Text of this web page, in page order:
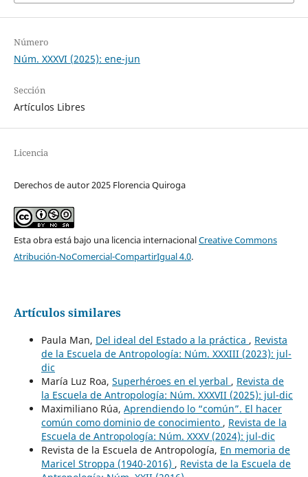
Número
Núm. XXXVI (2025): ene-jun
Sección
Artículos Libres
Licencia
Derechos de autor 2025 Florencia Quiroga
Esta obra está bajo una licencia internacionalCreative Commons
Atribución-NoComercial-CompartirIgual 4.0.
Artículos similares
Paula Man, Del ideal del Estado a la práctica , Revista
de la Escuela de Antropología: Núm. XXXIII (2023): jul-
dic
María Luz Roa, Superhéroes en el yerbal , Revista de
la Escuela de Antropología: Núm. XXXVII (2025): jul-dic
Maximiliano Rúa, Aprendiendo lo “común”. El hacer
común como dominio de conocimiento , Revista de la
Escuela de Antropología: Núm. XXXV (2024): jul-dic
Revista de la Escuela de Antropología, En memoria de
Maricel Stroppa (1940-2016) , Revista de la Escuela de